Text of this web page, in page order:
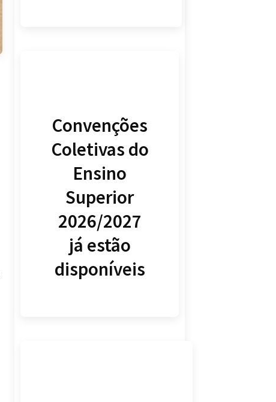
Convenções
Coletivas do
Ensino
Superior
2026/2027
já estão
disponíveis